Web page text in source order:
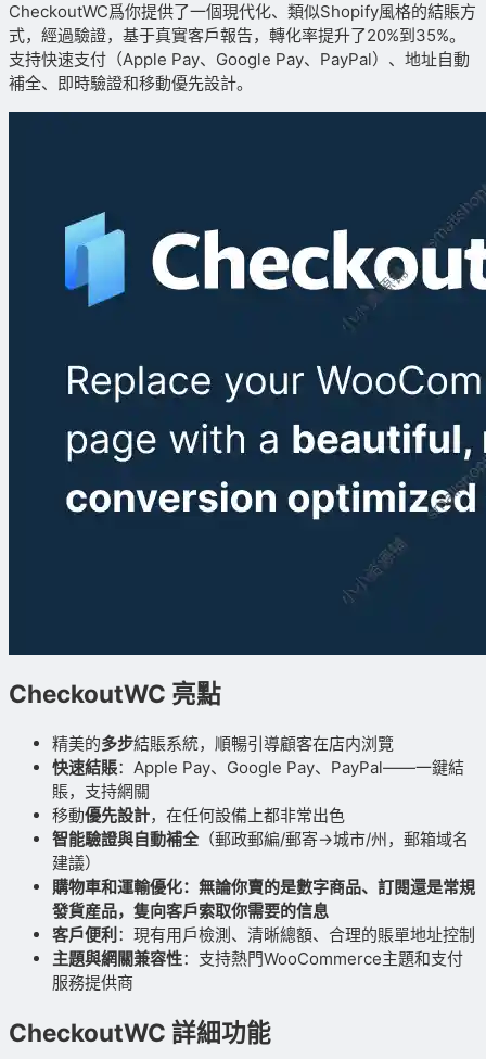
CheckoutWC爲你提供了一個現代化、類似Shopify風格的結賬方
式，經過驗證，基于真實客戶報告，轉化率提升了20%到35%。
支持快速支付（Apple Pay、Google Pay、PayPal）、地址自動
補全、即時驗證和移動優先設計。
CheckoutWC 亮點
精美的多步結賬系統，順暢引導顧客在店内浏覽
快速結賬：Apple Pay、Google Pay、PayPal——一鍵結
賬，支持網關
移動優先設計，在任何設備上都非常出色
智能驗證與自動補全（郵政郵編/郵寄→城市/州，郵箱域名
建議）
購物車和運輸優化：無論你賣的是數字商品、訂閱還是常規
發貨産品，隻向客戶索取你需要的信息
客戶便利 ：現有用戶檢測、清晰總額、合理的賬單地址控制
主題與網關兼容性：支持熱門WooCommerce主題和支付
服務提供商
CheckoutWC 詳細功能